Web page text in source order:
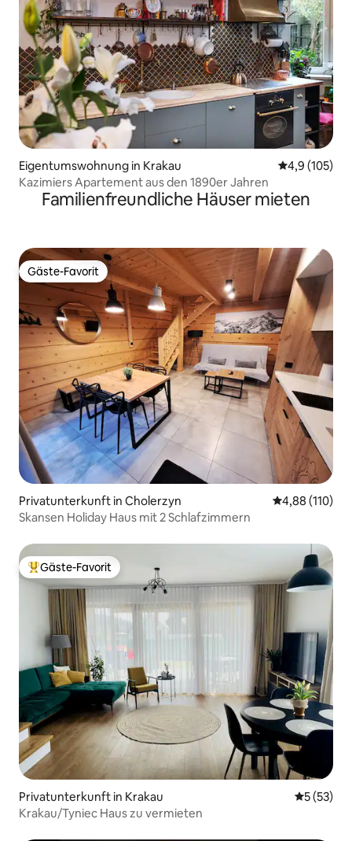
Eigentumswohnung in Krakau
4,9 (105)
Kazimiers Apartement aus den 1890er Jahren
Familienfreundliche Häuser mieten
Gäste-Favorit
Gäste-Favorit
Privatunterkunft in Cholerzyn
4,88 (110)
Skansen Holiday Haus mit 2 Schlafzimmern
Beliebter Gäste-Favorit.
Gäste-Favorit
Privatunterkunft in Krakau
5 (53)
Krakau/Tyniec Haus zu vermieten